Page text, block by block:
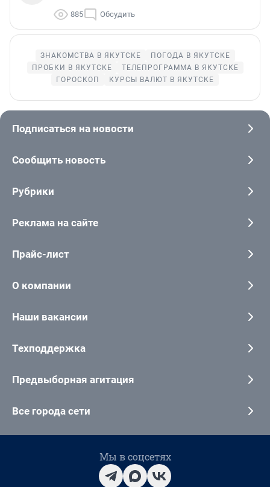
885 Обсудить
ЗНАКОМСТВА В ЯКУТСКЕ
ПОГОДА В ЯКУТСКЕ
ПРОБКИ В ЯКУТСКЕ
ТЕЛЕПРОГРАММА В ЯКУТСКЕ
ГОРОСКОП
КУРСЫ ВАЛЮТ В ЯКУТСКЕ
Подписаться на новости
Сообщить новость
Рубрики
Реклама на сайте
Прайс-лист
О компании
Наши вакансии
Техподдержка
Предвыборная агитация
Все города сети
Мы в соцсетях